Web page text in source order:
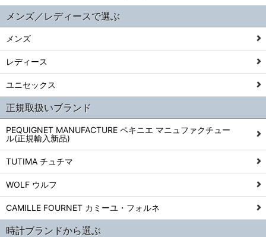
メンズ／レディースで選ぶ
メンズ
レディース
ユニセックス
正規取扱いブランド
PEQUIGNET MANUFACTURE ペキニエ マニュファクチュー
ル(正規輸入新品)
TUTIMA チュチマ
WOLF ウルフ
CAMILLE FOURNET カミーユ・フォルネ
時計ブランドから選ぶ